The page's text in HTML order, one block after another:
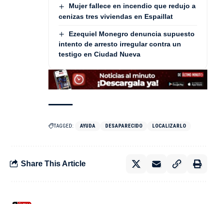
Mujer fallece en incendio que redujo a
cenizas tres viviendas en Espaillat
Ezequiel Monegro denuncia supuesto
intento de arresto irregular contra un
testigo en Ciudad Nueva
TAGGED: AYUDA DESAPARECIDO LOCALIZARLO
Share This Article